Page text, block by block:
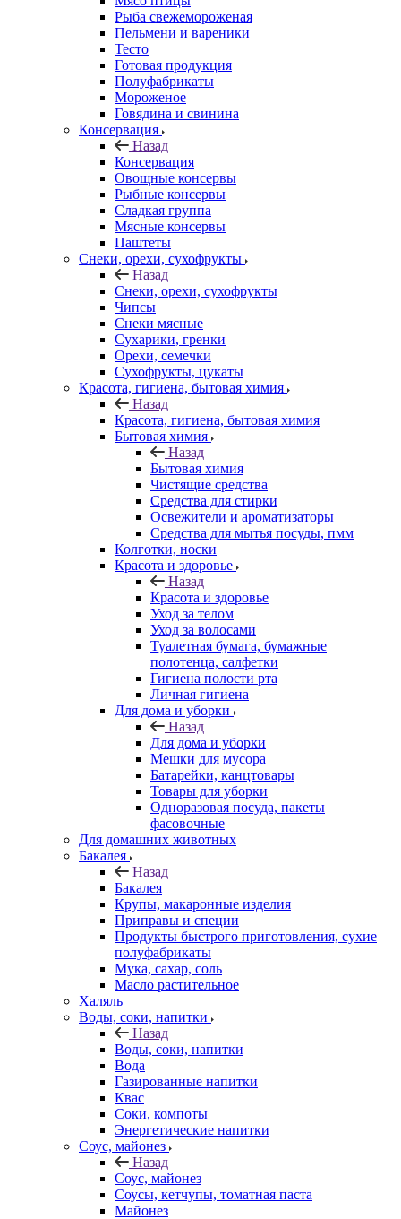
Рыба свежемороженая
Пельмени и вареники
Тесто
Готовая продукция
Полуфабрикаты
Мороженое
Говядина и свинина
Консервация
Назад
Консервация
Овощные консервы
Рыбные консервы
Сладкая группа
Мясные консервы
Паштеты
Снеки, орехи, сухофрукты
Назад
Снеки, орехи, сухофрукты
Чипсы
Снеки мясные
Сухарики, гренки
Орехи, семечки
Сухофрукты, цукаты
Красота, гигиена, бытовая химия
Назад
Красота, гигиена, бытовая химия
Бытовая химия
Назад
Бытовая химия
Чистящие средства
Средства для стирки
Освежители и ароматизаторы
Средства для мытья посуды, пмм
Колготки, носки
Красота и здоровье
Назад
Красота и здоровье
Уход за телом
Уход за волосами
Туалетная бумага, бумажные
полотенца, салфетки
Гигиена полости рта
Личная гигиена
Для дома и уборки
Назад
Для дома и уборки
Мешки для мусора
Батарейки, канцтовары
Товары для уборки
Одноразовая посуда, пакеты
фасовочные
Для домашних животных
Бакалея
Назад
Бакалея
Крупы, макаронные изделия
Приправы и специи
Продукты быстрого приготовления, сухие
полуфабрикаты
Мука, сахар, соль
Масло растительное
Халяль
Воды, соки, напитки
Назад
Воды, соки, напитки
Вода
Газированные напитки
Квас
Соки, компоты
Энергетические напитки
Соус, майонез
Назад
Соус, майонез
Соусы, кетчупы, томатная паста
Майонез